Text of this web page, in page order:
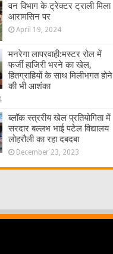
वन विभाग के ट्रेक्टर ट्राली मिला
आरामसिन पर
April 19, 2024
मनरेगा लापरवाही:मस्टर रोल में
फर्जी हाजिरी भरने का खेल,
हितग्राहियों के साथ मिलीभगत होने
की भी आशंका
ब्लॉक स्त्ररीय खेल प्रतियोगिता में
सरदार बल्लभ भाई पटेल विद्यालय
लोहरौली का रहा दबदबा
December 23, 2023